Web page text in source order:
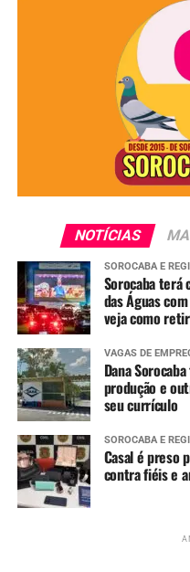
Entre os materiais
suportes e acessórios de
música, equipamentos de
isolante, rebites e o
Foto GCM de Sorocaba
Após o flagrante, o
da Polícia Civil de
qualificado mediante
conforme o artigo 155,
permaneceu preso e à
NOTÍCIAS
SOROCABA E
Sorocaba terá
das Águas
veja como
VAGAS DE
Dana
produção e
seu currículo
SOROCABA E
Casal é preso
contra fiéis e